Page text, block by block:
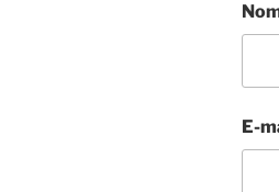
E-